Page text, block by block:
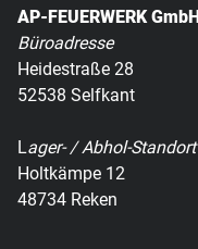
AP-FEUERWERK GmbH
Büroadresse
Heidestraße 28
52538 Selfkant
Lager- / Abhol-Standort
Holtkämpe 12
48734 Reken